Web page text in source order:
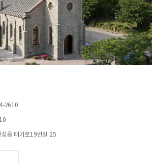
2610
성읍 태기로19번길 25